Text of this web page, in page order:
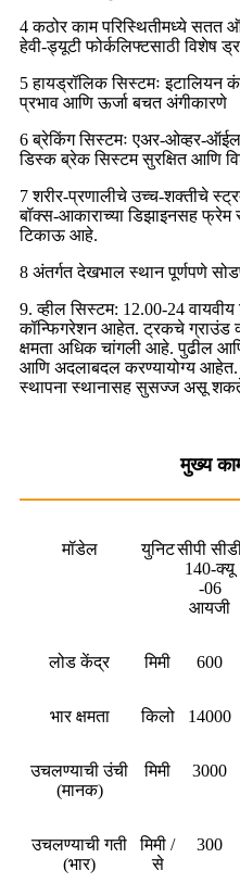
4 कठोर काम परिस्थितीमध्ये सतत
हेवी-ड्यूटी फोर्कलिफ्टसाठी विशेष
5 हायड्रॉलिक सिस्टमः इटालियन
प्रभाव आणि ऊर्जा बचत अंगीकारणे
6 ब्रेकिंग सिस्टमः एअर-ओव्हर-ऑईल
डिस्क ब्रेक सिस्टम सुरक्षित आणि
7 शरीर-प्रणालीचे उच्च-शक्तीचे
बॉक्स-आकाराच्या डिझाइनसह
टिकाऊ आहे.
8 अंतर्गत देखभाल स्थान पूर्णपणे
9. व्हील सिस्टम: 12.00-24
कॉन्फिगरेशन आहेत. ट्रकचे ग्राउंड
क्षमता अधिक चांगली आहे. पुढील
आणि अदलाबदल करण्यायोग्य आहेत.
स्थापना स्थानासह सुसज्ज असू
मुख्य
मॉडेल युनिटसीपी
140-क्यू
-06
आयजी
लोड केंद्र मिमी 600
भार क्षमता किलो 14000
उचलण्याची उंची
(मानक)
मिमी 3000
उचलण्याची गती
(भार)
मिमी /
से
300